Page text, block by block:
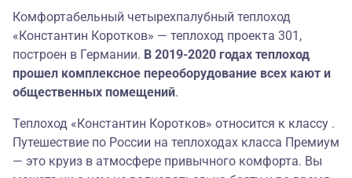
Комфортабельный четырехпалубный теплоход
«Константин Коротков» — теплоход проекта 301,
построен в Германии. В 2019-2020 годах теплоход
прошел комплексное переоборудование всех кают и
общественных помещений.
Теплоход «Константин Коротков» относится к классу .
Путешествие по России на теплоходах класса Премиум
— это круиз в атмосфере привычного комфорта. Вы